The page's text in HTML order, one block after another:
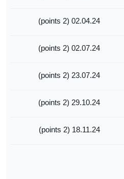
02.04.24 (2 points)
02.07.24 (2 points)
23.07.24 (2 points)
29.10.24 (2 points)
18.11.24 (2 points)